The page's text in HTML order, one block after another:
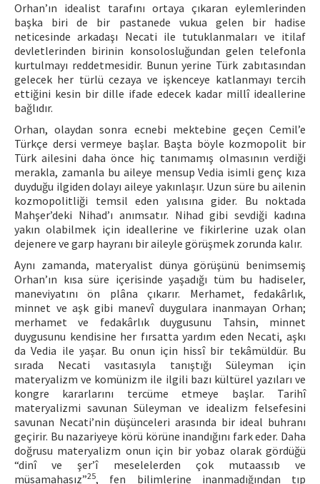
Orhan’ın idealist tarafını ortaya çıkaran eylemlerinden
başka biri de bir pastanede vukua gelen bir hadise
neticesinde arkadaşı Necati ile tutuklanmaları ve itilaf
devletlerinden birinin konsolosluğundan gelen telefonla
kurtulmayı reddetmesidir. Bunun yerine Türk zabıtasından
gelecek her türlü cezaya ve işkenceye katlanmayı tercih
ettiğini kesin bir dille ifade edecek kadar millî ideallerine
bağlıdır.
Orhan, olaydan sonra ecnebi mektebine geçen Cemil’e
Türkçe dersi vermeye başlar. Başta böyle kozmopolit bir
Türk ailesini daha önce hiç tanımamış olmasının verdiği
merakla, zamanla bu aileye mensup Vedia isimli genç kıza
duyduğu ilgiden dolayı aileye yakınlaşır. Uzun süre bu ailenin
kozmopolitliği temsil eden yalısına gider. Bu noktada
Mahşer’deki Nihad’ı anımsatır. Nihad gibi sevdiği kadına
yakın olabilmek için ideallerine ve fikirlerine uzak olan
dejenere ve garp hayranı bir aileyle görüşmek zorunda kalır.
Aynı zamanda, materyalist dünya görüşünü benimsemiş
Orhan’ın kısa süre içerisinde yaşadığı tüm bu hadiseler,
maneviyatını ön plâna çıkarır. Merhamet, fedakârlık,
minnet ve aşk gibi manevî duygulara inanmayan Orhan;
merhamet ve fedakârlık duygusunu Tahsin, minnet
duygusunu kendisine her fırsatta yardım eden Necati, aşkı
da Vedia ile yaşar. Bu onun için hissî bir tekâmüldür. Bu
sırada Necati vasıtasıyla tanıştığı Süleyman için
materyalizm ve komünizm ile ilgili bazı kültürel yazıları ve
kongre kararlarını tercüme etmeye başlar. Tarihî
materyalizmi savunan Süleyman ve idealizm felsefesini
savunan Necati’nin düşünceleri arasında bir ideal buhranı
geçirir. Bu nazariyeye körü körüne inandığını fark eder. Daha
doğrusu materyalizm onun için bir yobaz olarak gördüğü
“dinî ve şer’î meselelerden çok mutaassıb ve
müsamahasız”25, fen bilimlerine inanmadığından tıp